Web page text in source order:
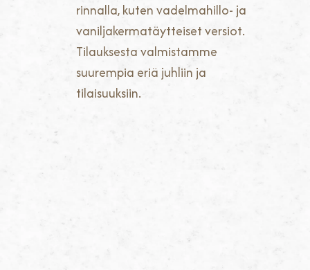
rinnalla, kuten vadelmahillo- ja
vaniljakermatäytteiset versiot.
Tilauksesta valmistamme
suurempia eriä juhliin ja
tilaisuuksiin.